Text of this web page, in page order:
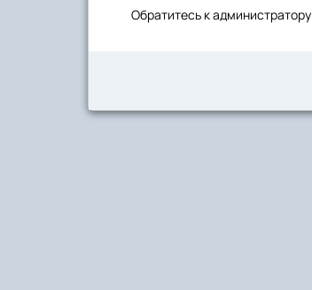
Обратитесь к администратору